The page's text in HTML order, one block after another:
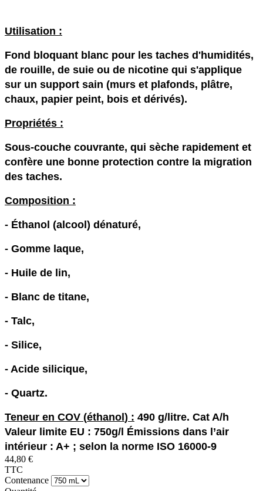
Utilisation :
Fond bloquant blanc pour les taches d'humidités,
de rouille, de suie ou de nicotine qui s'applique
sur un support sain (murs et plafonds, plâtre,
chaux, papier peint, bois et dérivés).
Propriétés :
Sous-couche couvrante, qui sèche rapidement et
confère une bonne protection contre la migration
des taches.
Composition :
- Éthanol (alcool) dénaturé,
- Gomme laque,
- Huile de lin,
- Blanc de titane,
- Talc,
- Silice,
- Acide silicique,
- Quartz.
Teneur en COV (éthanol) : 490 g/litre. Cat A/h
Valeur limite EU : 750g/l Émissions dans l’air
intérieur : A+ ; selon la norme ISO 16000-9
44,80 €
TTC
Contenance